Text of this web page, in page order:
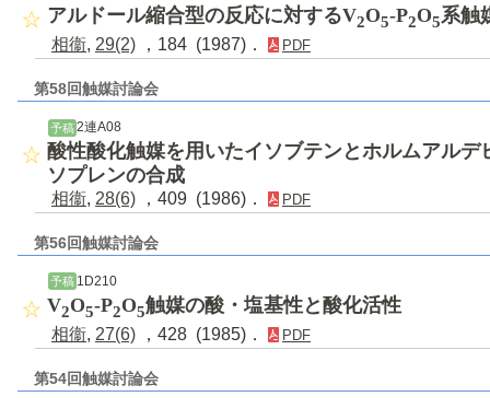
アルドール縮合型の反応に対するV2O5-P2O5系触
相衞, 29(2) ，184 (1987)． PDF
第58回触媒討論会
予稿2連A08
酸性酸化触媒を用いたイソブテンとホルムアルデ
ソプレンの合成
相衞, 28(6) ，409 (1986)． PDF
第56回触媒討論会
予稿 1D210
V2O5-P2O5触媒の酸・塩基性と酸化活性
相衞, 27(6) ，428 (1985)． PDF
第54回触媒討論会